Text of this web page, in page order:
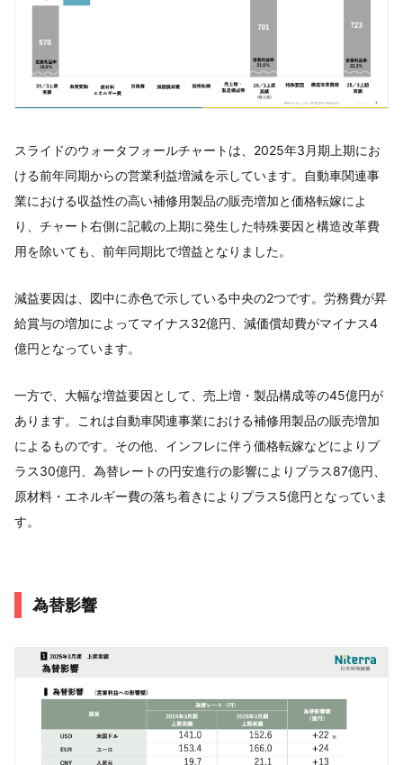
スライドのウォータフォールチャートは、2025年3月期上期にお
ける前年同期からの営業利益増減を示しています。自動車関連事
業における収益性の高い補修用製品の販売増加と価格転嫁によ
り、チャート右側に記載の上期に発生した特殊要因と構造改革費
用を除いても、前年同期比で増益となりました。
減益要因は、図中に赤色で示している中央の2つです。労務費が昇
給賞与の増加によってマイナス32億円、減価償却費がマイナス4
億円となっています。
一方で、大幅な増益要因として、売上増・製品構成等の45億円が
あります。これは自動車関連事業における補修用製品の販売増加
によるものです。その他、インフレに伴う価格転嫁などによりプ
ラス30億円、為替レートの円安進行の影響によりプラス87億円、
原材料・エネルギー費の落ち着きによりプラス5億円となっていま
す。
為替影響